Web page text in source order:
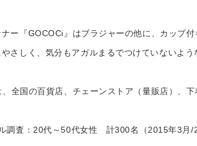
ー『GOCOCi』はブラジャーの他に、カップ
さしく、気分もアガルまるでつけていないよ
、全国の百貨店、チェーンストア（量販店）、
調査：20代～50代女性 計300名（2015年3